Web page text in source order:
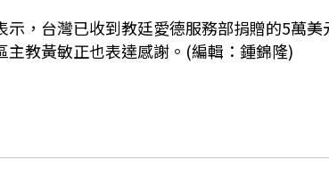
示，台灣已收到教廷愛德服務部捐贈的5萬
主教黃敏正也表達感謝。(編輯：鍾錦隆)